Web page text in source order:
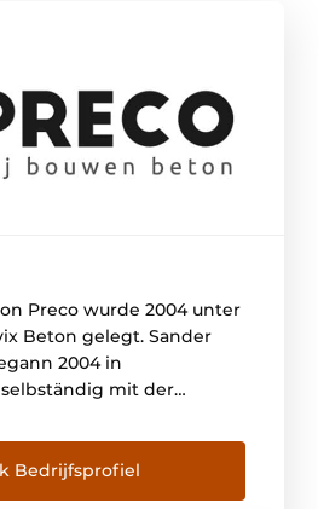
Preco wurde 2004 unter
Beton gelegt. Sander
2004 in
mit der
Sander seine
her, vor allem für
Sektor. Nach ein
Bedrijfsprofiel